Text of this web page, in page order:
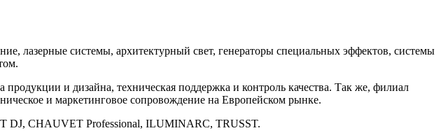
лазерные системы, архитектурный свет, генераторы специальных эффектов, системы
и дизайна, техническая поддержка и контроль качества. Так же, филиал
и маркетинговое сопровождение на Европейском рынке.
DJ, CHAUVET Professional, ILUMINARC, TRUSST.